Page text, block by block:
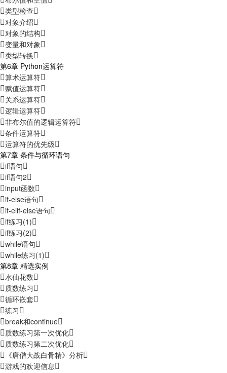
类型检查
对象介绍
对象的结构
变量和对象
类型转换
第6章 Python运算符
算术运算符
赋值运算符
关系运算符
逻辑运算符
非布尔值的逻辑运算符
条件运算符
运算符的优先级
第7章 条件与循环语句
if语句
if语句2
input函数
if-else语句
if-elif-else语句
if练习(1)
if练习(2)
while语句
while练习(1)
第8章 精选实例
水仙花数
质数练习
循环嵌套
练习
break和continue
质数练习第一次优化
质数练习第二次优化
《唐僧大战白骨精》分析
游戏的欢迎信息